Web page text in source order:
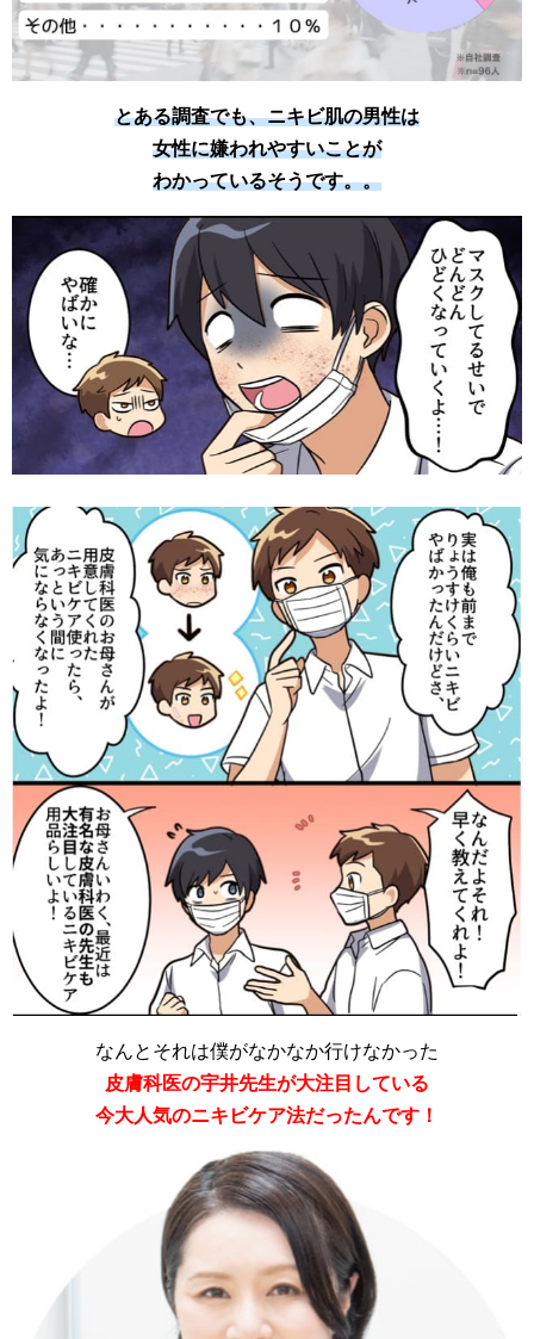
とある調査でも、ニキビ肌の男性は
女性に嫌われやすいことが
わかっているそうです。。
なんとそれは僕がなかなか行けなかった
皮膚科医の宇井先生が大注目している
今大人気のニキビケア法だったんです！